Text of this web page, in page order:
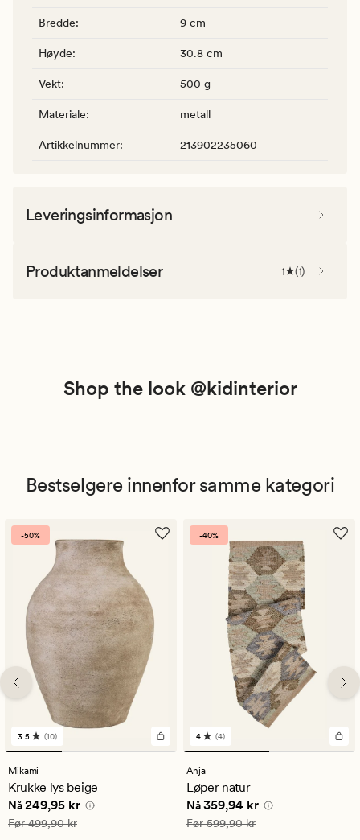
Bredde: 9 cm
Høyde: 30.8 cm
Vekt: 500 g
Materiale: metall
Artikkelnummer: 213902235060
Leveringsinformasjon
Produktanmeldelser 1 (1)
Shop the look @kidinterior
Bestselgere innenfor samme kategori
-50%
10
anmeldelser
med
en
gjennomsnittlig
vurdering
på
3.5
3.5 (10)
Mikami
Krukke lys beige
Nåværende pris
Nå249,95 kr
Vanlig pris 499,90 kr
Før499,90 kr
-40%
4
anmeldelser
med
en
gjennomsnittlig
vurdering
på
4
4 (4)
Anja
Løper natur
Nåværende pris
Nå359,94 kr
Vanlig pris 599,90 kr
Før599,90 kr